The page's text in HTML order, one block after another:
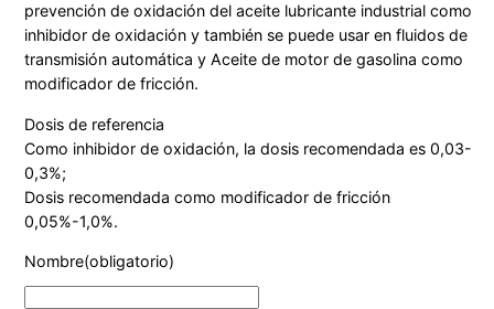
prevención de oxidación del aceite lubricante industrial como
inhibidor de oxidación y también se puede usar en fluidos de
transmisión automática y Aceite de motor de gasolina como
modificador de fricción.
Dosis de referencia
Como inhibidor de oxidación, la dosis recomendada es 0,03-
0,3%;
Dosis recomendada como modificador de fricción
0,05%-1,0%.
Nombre(obligatorio)